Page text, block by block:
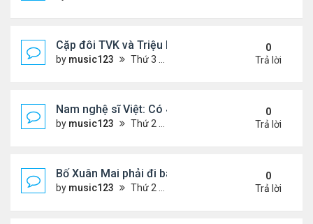
Cặp đôi TVK và Triệu Mẫn được yêu thích nhất
by music123 Thứ 3 Tháng 8 04, 2026 5:05 pm
0
Trả lời
Nam nghệ sĩ Việt: Có 4 nhà ở Pháp, sống gần
by music123 Thứ 2 Tháng 8 03, 2026 7:23 pm
0
Trả lời
Bố Xuân Mai phải đi bán cơm ở Mỹ
by music123 Thứ 2 Tháng 8 03, 2026 7:18 pm
0
Trả lời